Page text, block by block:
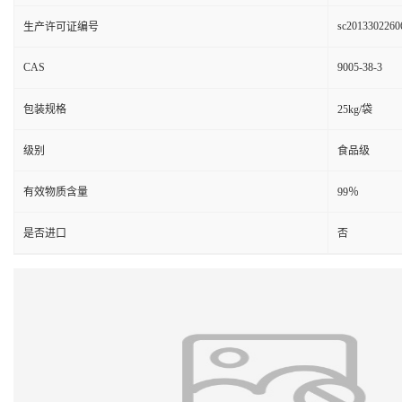
生产许可证编号
CAS 9005-38-3
包装规格 25kg/袋
级别 食品级
有效物质含量 99％
是否进口 否